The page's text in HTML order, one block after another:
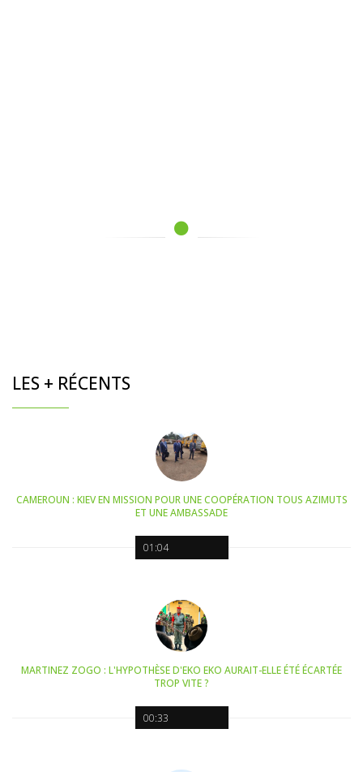
LES + RÉCENTS
01:04
CAMEROUN : KIEV EN MISSION POUR UNE COOPÉRATION TOUS AZIMUTS
ET UNE AMBASSADE
00:33
MARTINEZ ZOGO : L'HYPOTHÈSE D'EKO EKO AURAIT-ELLE ÉTÉ ÉCARTÉE
TROP VITE ?